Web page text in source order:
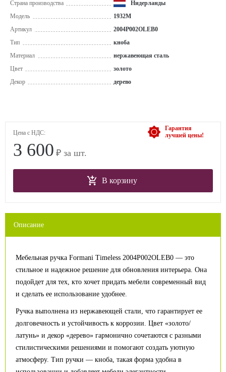
Страна производства
Нидерланды
Модель
1932M
Артикул
2004P002OLEB0
Тип
кноба
Материал
нержавеющая сталь
Цвет
золото
Декор
дерево
Гарантия
лучшей цены!
Цена с НДС:
3 600 ₽ за шт.
В корзину
Описание
Мебельная ручка Formani Timeless 2004P002OLEB0 — это
стильное и надежное решение для обновления интерьера. Она
подойдет для тех, кто хочет придать мебели современный вид
и сделать ее использование удобнее.
Ручка выполнена из нержавеющей стали, что гарантирует ее
долговечность и устойчивость к коррозии. Цвет «золото/
латунь» и декор «дерево» гармонично сочетаются с разными
стилистическими решениями и помогают создать уютную
атмосферу. Тип ручки — кноба, такая форма удобна в